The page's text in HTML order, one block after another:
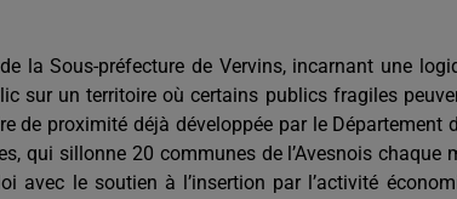
la Sous-préfecture de Vervins, incarnant une
sur un territoire où certains publics fragiles
de proximité déjà développée par le Département
qui sillonne 20 communes de l’Avesnois chaque
avec le soutien à l’insertion par l’activité